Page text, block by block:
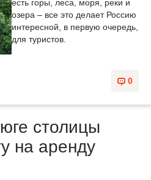
есть горы, леса, моря, реки и
озера – все это делает Россию
интересной, в первую очередь,
для туристов.
0
столицы
на аренду